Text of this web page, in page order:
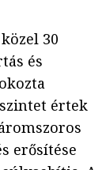
30
és
értek
erősítése